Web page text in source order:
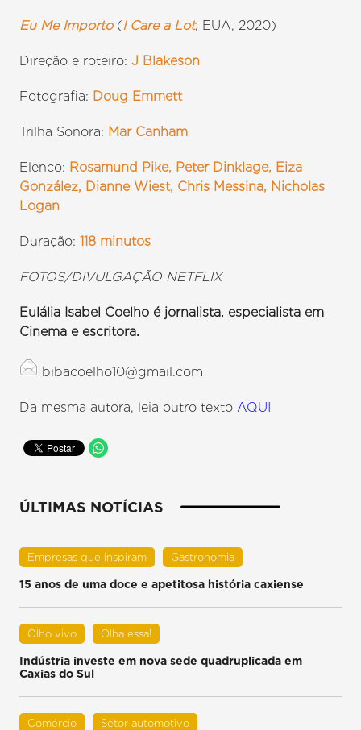
Eu Me Importo(I Care a Lot, EUA, 2020)
Direção e roteiro: J Blakeson
Fotografia: Doug Emmett
Trilha Sonora: Mar Canham
Elenco: Rosamund Pike, Peter Dinklage, Eiza
González, Dianne Wiest, Chris Messina, Nicholas
Logan
Duração:118 minutos
FOTOS/DIVULGAÇÃO NETFLIX
Eulália Isabel Coelho é jornalista, especialista em
Cinema e escritora.
bibacoelho10@gmail.com
Da mesma autora, leia outro textoAQUI
ÚLTIMAS NOTÍCIAS
Empresas que inspiram Gastronomia
15 anos de uma doce e apetitosa história caxiense
Olho vivo Olha essa!
Indústria investe em nova sede quadruplicada em
Caxias do Sul
Comércio Setor automotivo